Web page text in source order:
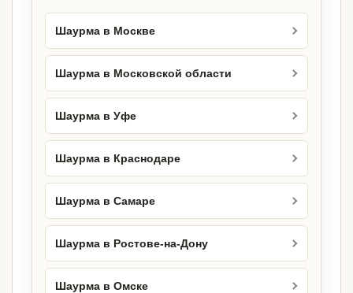
Шаурма в Москве
Шаурма в Московской области
Шаурма в Уфе
Шаурма в Краснодаре
Шаурма в Самаре
Шаурма в Ростове-на-Дону
Шаурма в Омске